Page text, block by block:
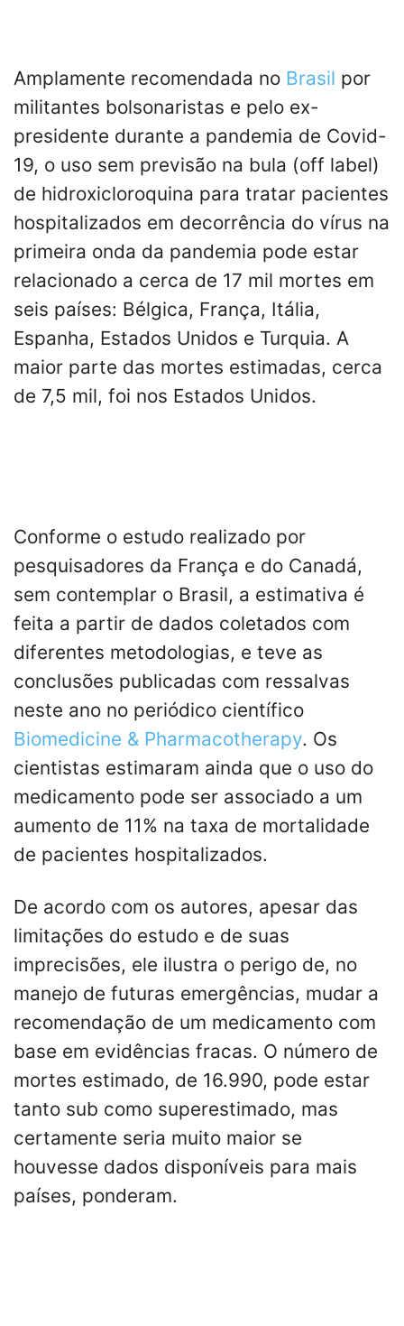
Amplamente recomendada no Brasil por
militantes bolsonaristas e pelo ex-
presidente durante a pandemia de Covid-
19, o uso sem previsão na bula (off label)
de hidroxicloroquina para tratar pacientes
hospitalizados em decorrência do vírus na
primeira onda da pandemia pode estar
relacionado a cerca de 17 mil mortes em
seis países: Bélgica, França, Itália,
Espanha, Estados Unidos e Turquia. A
maior parte das mortes estimadas, cerca
de 7,5 mil, foi nos Estados Unidos.
Conforme o estudo realizado por
pesquisadores da França e do Canadá,
sem contemplar o Brasil, a estimativa é
feita a partir de dados coletados com
diferentes metodologias, e teve as
conclusões publicadas com ressalvas
neste ano no periódico científico
Biomedicine & Pharmacotherapy. Os
cientistas estimaram ainda que o uso do
medicamento pode ser associado a um
aumento de 11% na taxa de mortalidade
de pacientes hospitalizados.
De acordo com os autores, apesar das
limitações do estudo e de suas
imprecisões, ele ilustra o perigo de, no
manejo de futuras emergências, mudar a
recomendação de um medicamento com
base em evidências fracas. O número de
mortes estimado, de 16.990, pode estar
tanto sub como superestimado, mas
certamente seria muito maior se
houvesse dados disponíveis para mais
países, ponderam.